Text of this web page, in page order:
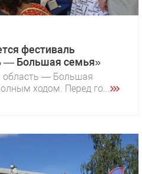
фестиваль
— Большая семья»
область — Большая
ходом. Перед го...